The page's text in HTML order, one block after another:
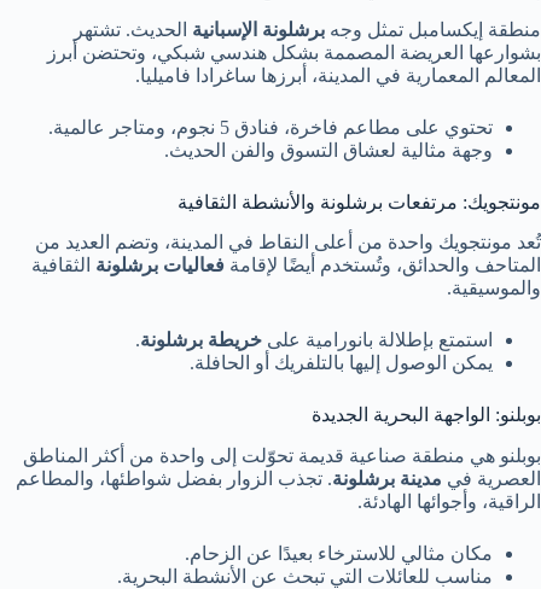
منطقة إيكسامبل تمثل وجه برشلونة الإسبانية الحديث. تشتهر
بشوارعها العريضة المصممة بشكل هندسي شبكي، وتحتضن أبرز
المعالم المعمارية في المدينة، أبرزها ساغرادا فاميليا.
تحتوي على مطاعم فاخرة، فنادق 5 نجوم، ومتاجر عالمية.
وجهة مثالية لعشاق التسوق والفن الحديث.
مونتجويك: مرتفعات برشلونة والأنشطة الثقافية
تُعد مونتجويك واحدة من أعلى النقاط في المدينة، وتضم العديد من
المتاحف والحدائق، وتُستخدم أيضًا لإقامة فعاليات برشلونة الثقافية
والموسيقية.
استمتع بإطلالة بانورامية على خريطة برشلونة.
يمكن الوصول إليها بالتلفريك أو الحافلة.
بوبلنو: الواجهة البحرية الجديدة
بوبلنو هي منطقة صناعية قديمة تحوّلت إلى واحدة من أكثر المناطق
العصرية في مدينة برشلونة. تجذب الزوار بفضل شواطئها، والمطاعم
الراقية، وأجوائها الهادئة.
مكان مثالي للاسترخاء بعيدًا عن الزحام.
مناسب للعائلات التي تبحث عن الأنشطة البحرية.